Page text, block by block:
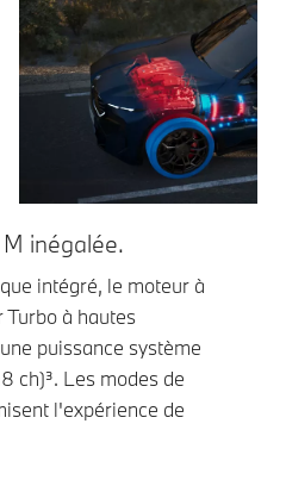
inégalée.
intégré, le moteur à
Turbo à hautes
puissance système
ch)³. Les modes de
l'expérience de